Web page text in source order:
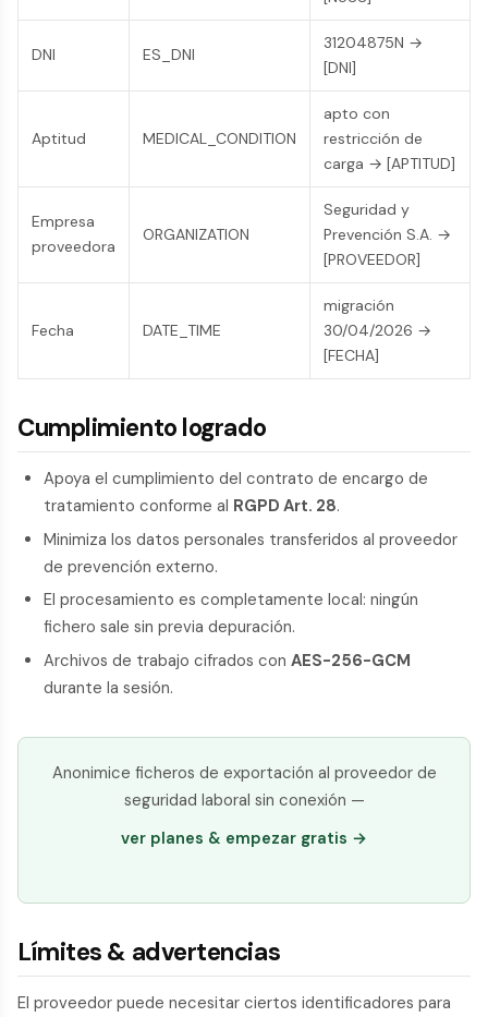
DNI ES_DNI
31204875N →
[DNI]
Aptitud MEDICAL_CONDITION
apto con
restricción de
carga → [APTITUD]
Empresa
proveedora
ORGANIZATION
Seguridad y
Prevención S.A. →
[PROVEEDOR]
Fecha DATE_TIME
migración
30/04/2026 →
[FECHA]
Cumplimiento logrado
Apoya el cumplimiento del contrato de encargo de
tratamiento conforme al RGPD Art. 28.
Minimiza los datos personales transferidos al proveedor
de prevención externo.
El procesamiento es completamente local: ningún
fichero sale sin previa depuración.
Archivos de trabajo cifrados con AES-256-GCM
durante la sesión.
Anonimice ficheros de exportación al proveedor de
seguridad laboral sin conexión —
ver planes & empezar gratis →
Límites & advertencias
El proveedor puede necesitar ciertos identificadores para